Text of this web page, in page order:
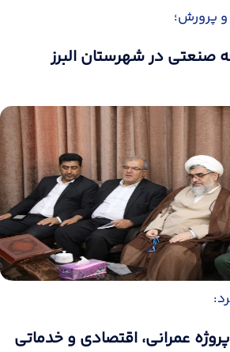
پرورش؛
صنعتی در شهرستان البرز
بهره‌برداری از ۳۹ پروژه عمرانی، اقتصادی و خدماتی